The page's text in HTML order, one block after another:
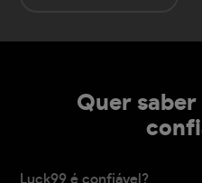
Quer saber
Luck99 é confiável?